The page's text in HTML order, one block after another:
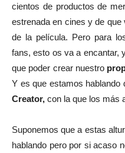
cientos de productos de
estrenada en cines y de
de la película. Pero para
fans, esto os va a encantar,
que poder crear nuestro
Y es que estamos hablando
Creator, con la que los más
Suponemos que a estas
hablando pero por si acaso